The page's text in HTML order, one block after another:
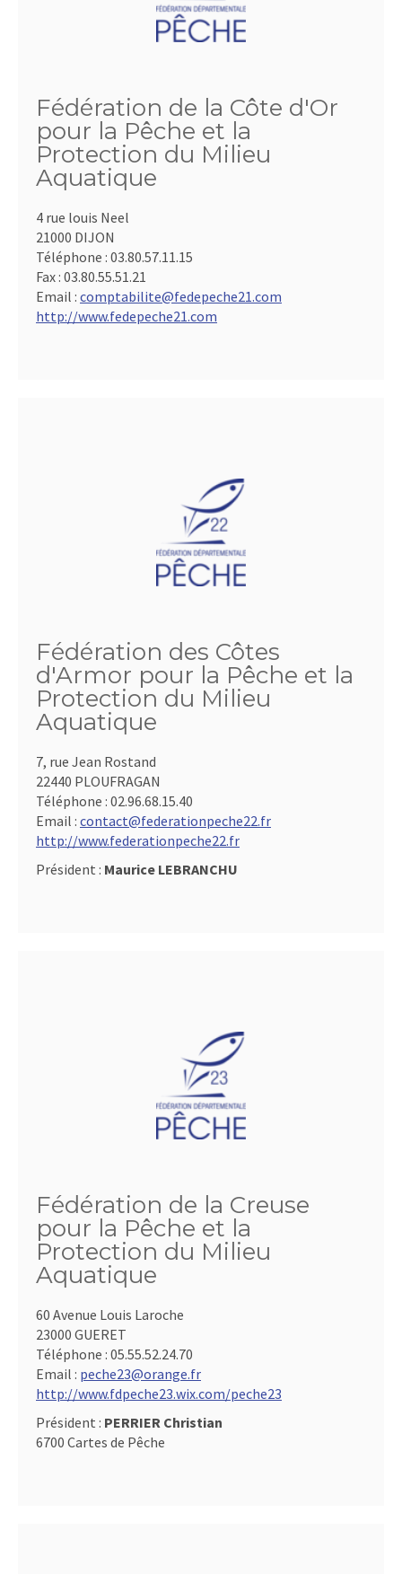
Fédération de la Côte d'Or
pour la Pêche et la
Protection du Milieu
Aquatique
4 rue louis Neel
21000 DIJON
Téléphone : 03.80.57.11.15
Fax : 03.80.55.51.21
Email : comptabilite@fedepeche21.com
http://www.fedepeche21.com
Fédération des Côtes
d'Armor pour la Pêche et la
Protection du Milieu
Aquatique
7, rue Jean Rostand
22440 PLOUFRAGAN
Téléphone : 02.96.68.15.40
Email : contact@federationpeche22.fr
http://www.federationpeche22.fr
Président : Maurice LEBRANCHU
Fédération de la Creuse
pour la Pêche et la
Protection du Milieu
Aquatique
60 Avenue Louis Laroche
23000 GUERET
Téléphone : 05.55.52.24.70
Email : peche23@orange.fr
http://www.fdpeche23.wix.com/peche23
Président : PERRIER Christian
6700 Cartes de Pêche